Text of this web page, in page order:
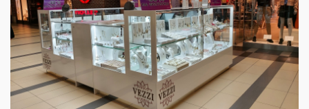
WYDARZENIA
KONKURSY
GODZINY OTWARCIA
PLAN GALERII